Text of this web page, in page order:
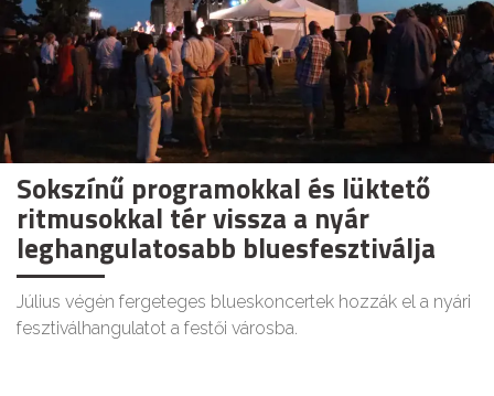
Sokszínű programokkal és lüktető
ritmusokkal tér vissza a nyár
leghangulatosabb bluesfesztiválja
Július végén fergeteges blueskoncertek hozzák el a nyári
fesztiválhangulatot a festői városba.